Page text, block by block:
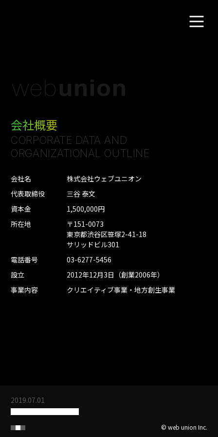
会社概要
CORPORATE DATA AND
ORGANIZATIONAL OUTLINE
会社名
株式会社ウェブユニオン
代表取締役
三谷 泰文
資本金
1,500,000円
所在地
〒151-0073
東京都渋谷区笹塚2-41-18
サリッドビル301
電話番号
03-6277-5456
設立
2012年12月3日（創業2006年）
事業内容
クリエイティブ事業・地方創生事業
2019.07.01
事務所移転のお知らせ
© web union Inc.